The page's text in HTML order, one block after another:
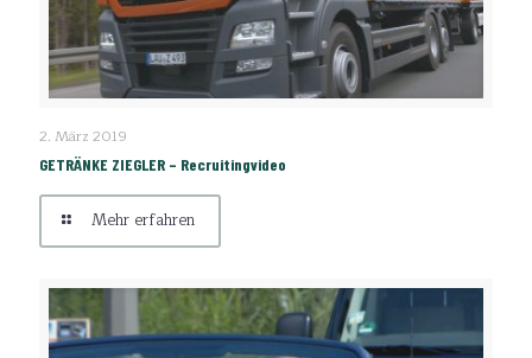
GETRÄNKE ZIEGLER – Recruitingvideo
2. März 2019
GETRÄNKE ZIEGLER – Recruitingvideo
Mehr erfahren